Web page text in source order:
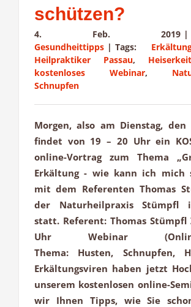
schützen?
4. Feb. 2019 |
Gesundheittipps | Tags:
Heilpraktiker Passau, Heiserkeit
kostenloses Webinar,
Schnupfen
Morgen, also am Dienstag, den
findet von 19 – 20 Uhr ein
online-Vortrag zum Thema
Erkältung - wie kann ich mich
mit dem Referenten Thomas
der Naturheilpraxis Stümpfl
statt. Referent: Thomas Stümpfl
Uhr Webinar (Online-
Thema: Husten, Schnupfen,
Erkältungsviren haben jetzt
unserem kostenlosen online-
wir Ihnen Tipps, wie Sie